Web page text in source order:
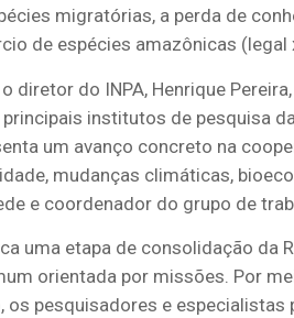
migratórias, a perda de
de espécies amazônicas (legal
diretor do INPA, Henrique
institutos de pesquisa da
um avanço concreto na
mudanças climáticas,
e coordenador do grupo de
uma etapa de consolidação da
orientada por missões. Por
pesquisadores e